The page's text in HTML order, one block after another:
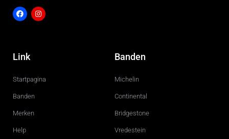
c
e
o
g
r
Link
Startpagina
Banden
Merken
Help
Banden
Michelin
Continental
Bridgestone
Vredestein